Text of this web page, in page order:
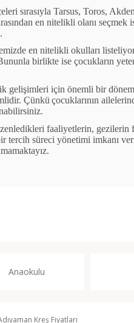
eleri sırasıyla Tarsus, Toros,
en nitelikli olanı seçmek
en nitelikli okulları
birlikte ise çocukların
gelişimleri için önemli bir dö
Çünkü çocuklarının
zenledikleri faaliyetlerin, gezilerin
tercih süreci yönetimi imkanı
Anaokulu
Kreş Fiyatları